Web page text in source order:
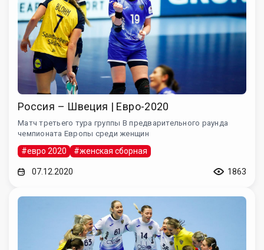
Россия – Швеция | Евро-2020
Матч третьего тура группы B предварительного раунда
чемпионата Европы среди женщин
#евро 2020 #женская сборная
07.12.2020 1863